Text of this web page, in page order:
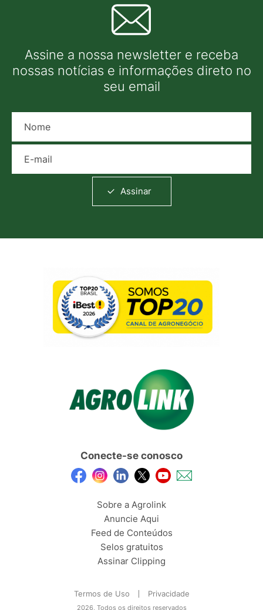
Assine a nossa newsletter e receba
nossas notícias e informações direto no
seu email
Assinar
Conecte-se conosco
Sobre a Agrolink
Anuncie Aqui
Feed de Conteúdos
Selos gratuitos
Assinar Clipping
Termos de Uso Privacidade
2026, Todos os direitos reservados